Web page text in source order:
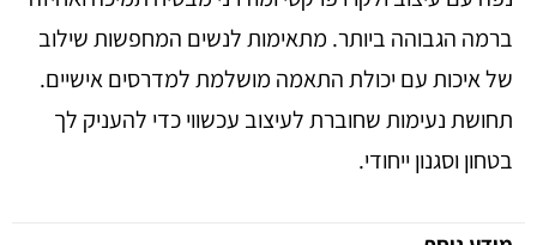
ברמה הגבוהה ביותר. מתאימות לנשים המחפשות שילוב
של איכות עם יכולת התאמה מושלמת למדרסים אישיים.
תחושת נעימות שחוברת לעיצוב עכשווי כדי להעניק לך
בטחון וסגנון ייחודי.